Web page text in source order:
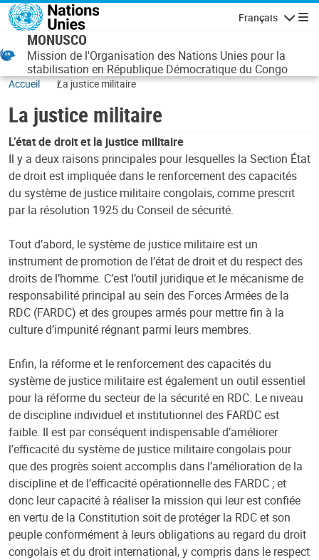
Aller au contenu principal
Français
MONUSCO
Mission de l'Organisation des Nations Unies pour la
stabilisation en République Démocratique du Congo
Accueil La justice militaire
La justice militaire
L’état de droit et la justice militaire
Il y a deux raisons principales pour lesquelles la Section État
de droit est impliquée dans le renforcement des capacités
du système de justice militaire congolais, comme prescrit
par la résolution 1925 du Conseil de sécurité.
Tout d’abord, le système de justice militaire est un
instrument de promotion de l’état de droit et du respect des
droits de l’homme. C’est l’outil juridique et le mécanisme de
responsabilité principal au sein des Forces Armées de la
RDC (FARDC) et des groupes armés pour mettre fin à la
culture d’impunité régnant parmi leurs membres.
Enfin, la réforme et le renforcement des capacités du
système de justice militaire est également un outil essentiel
pour la réforme du secteur de la sécurité en RDC. Le niveau
de discipline individuel et institutionnel des FARDC est
faible. Il est par conséquent indispensable d’améliorer
l’efficacité du système de justice militaire congolais pour
que des progrès soient accomplis dans l’amélioration de la
discipline et de l’efficacité opérationnelle des FARDC ; et
donc leur capacité à réaliser la mission qui leur est confiée
en vertu de la Constitution soit de protéger la RDC et son
peuple conformément à leurs obligations au regard du droit
congolais et du droit international, y compris dans le respect